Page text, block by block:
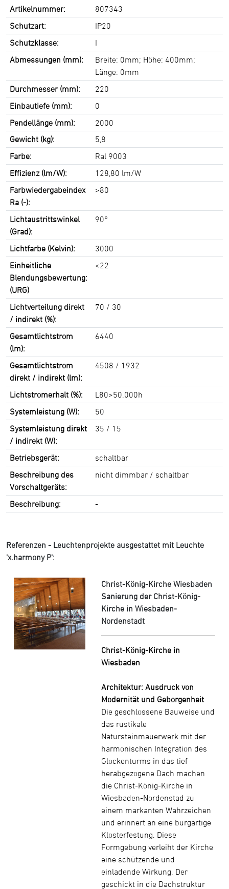
Artikelnummer:
807343
Schutzart:
IP20
Schutzklasse:
I
Abmessungen (mm):
Breite: 0mm; Höhe: 400mm;
Länge: 0mm
Durchmesser (mm):
220
Einbautiefe (mm):
0
Pendellänge (mm):
2000
Gewicht (kg):
5,8
Farbe:
Ral 9003
Effizienz (lm/W):
128,80 lm/W
Farbwiedergabeindex
Ra (-):
>80
Lichtaustrittswinkel
(Grad):
90°
Lichtfarbe (Kelvin):
3000
Einheitliche
Blendungsbewertung:
(URG)
<22
Lichtverteilung direkt
/ indirekt (%):
70 / 30
Gesamtlichtstrom
(lm):
6440
Gesamtlichtstrom
direkt / indirekt (lm):
4508 / 1932
Lichtstromerhalt (%):
L80>50.000h
Systemleistung (W):
50
Systemleistung direkt
/ indirekt (W):
35 / 15
Betriebsgerät:
schaltbar
Beschreibung des
Vorschaltgeräts:
nicht dimmbar / schaltbar
Beschreibung: -
Referenzen - Leuchtenprojekte ausgestattet mit Leuchte
'x.harmony P':
Christ-König-Kirche Wiesbaden
Sanierung der Christ-König-
Kirche in Wiesbaden-
Nordenstadt
Christ-König-Kirche in
Wiesbaden
Architektur: Ausdruck von
Modernität und Geborgenheit
Die geschlossene Bauweise und
das rustikale
Natursteinmauerwerk mit der
harmonischen Integration des
Glockenturms in das tief
herabgezogene Dach machen
die Christ-König-Kirche in
Wiesbaden-Nordenstad zu
einem markanten Wahrzeichen
und erinnert an eine burgartige
Klosterfestung. Diese
Formgebung verleiht der Kirche
eine schützende und
einladende Wirkung. Der
geschickt in die Dachstruktur